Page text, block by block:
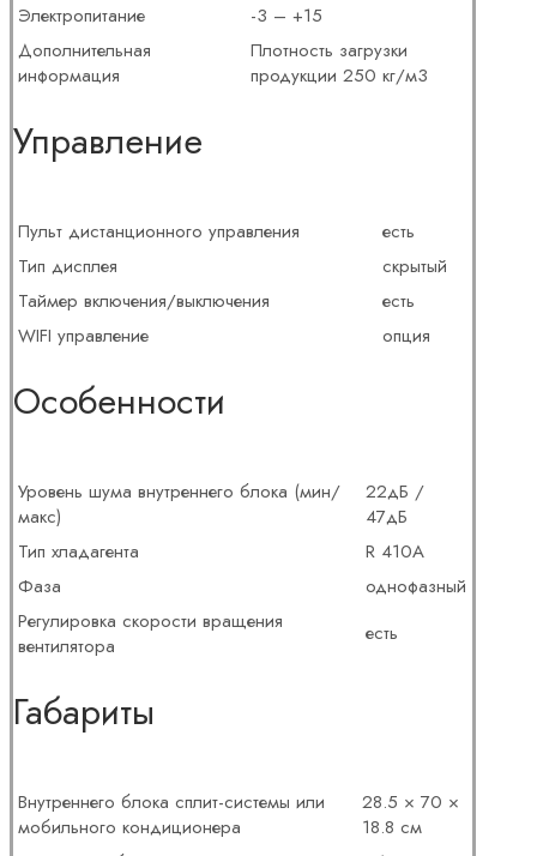
Электропитание
-3 – +15
Дополнительная
информация
Плотность загрузки
продукции 250 кг/м3
Управление
Пульт дистанционного управления
есть
Тип дисплея
скрытый
Таймер включения/выключения
есть
WIFI управление
опция
Особенности
Уровень шума внутреннего блока (мин/
макс)
22дБ /
47дБ
Тип хладагента
R 410A
Фаза
однофазный
Регулировка скорости вращения
вентилятора
есть
Габариты
Внутреннего блока сплит-системы или
мобильного кондиционера
28.5 × 70 ×
18.8 см